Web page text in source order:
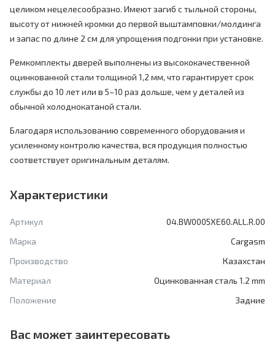
целиком нецелесообразно. Имеют загиб с тыльной стороны,
высоту от нижней кромки до первой выштамповки/молдинга
и запас по длине 2 см для упрощения подгонки при установке.
Ремкомплекты дверей выполнены из высококачественной
оцинкованной стали толщиной 1,2 мм, что гарантирует срок
службы до 10 лет или в 5–10 раз дольше, чем у деталей из
обычной холоднокатаной стали.
Благодаря использованию современного оборудования и
усиленному контролю качества, вся продукция полностью
соответствует оригинальным деталям.
Характеристики
Артикул
04.BW0005XE60.ALL.R.00
Марка
Cargasm
Производство
Казахстан
Материал
Оцинкованная сталь 1.2 mm
Положение
Задние
Вас может заинтересовать